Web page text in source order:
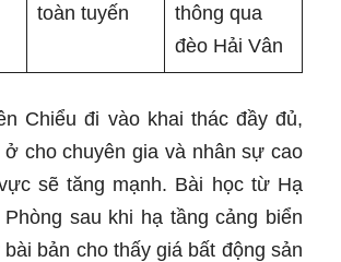
toàn tuyến
thông qua
đèo Hải Vân
Chiểu đi vào khai thác đầy đủ,
ở cho chuyên gia và nhân sự cao
sẽ tăng mạnh. Bài học từ Hạ
sau khi hạ tầng cảng biển
bản cho thấy giá bất động sản